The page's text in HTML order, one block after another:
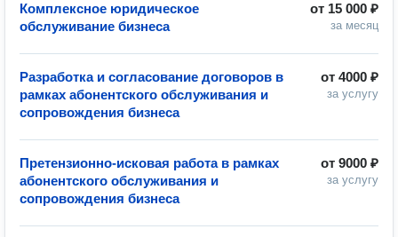
от 15 000 ₽
за месяц
Комплексное юридическое
обслуживание бизнеса
от 4000 ₽
за услугу
Разработка и согласование договоров в
рамках абонентского обслуживания и
сопровождения бизнеса
от 9000 ₽
за услугу
Претензионно-исковая работа в рамках
абонентского обслуживания и
сопровождения бизнеса